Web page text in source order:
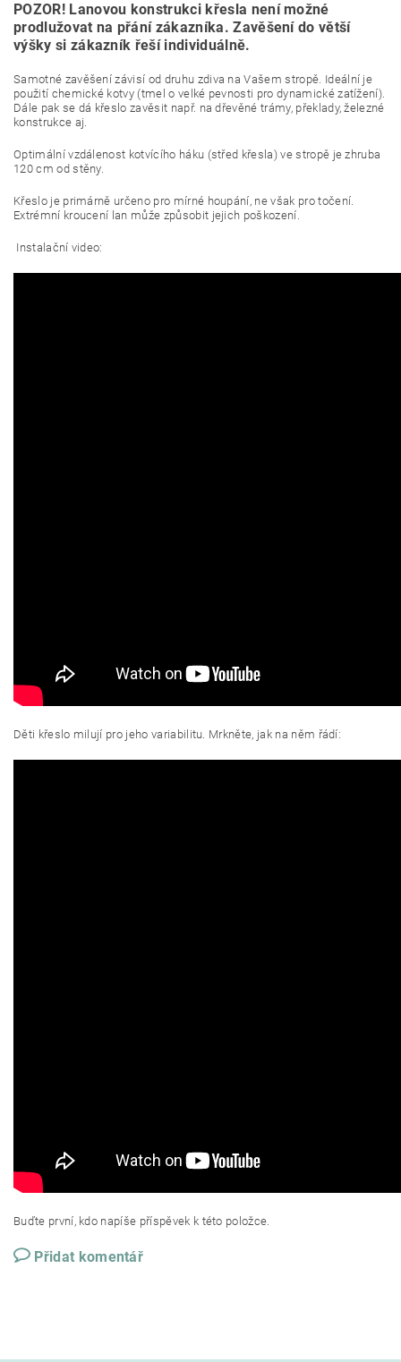
POZOR! Lanovou konstrukci křesla není možné
prodlužovat na přání zákazníka. Zavěšení do větší
výšky si zákazník řeší individuálně.
Samotné zavěšení závisí od druhu zdiva na Vašem stropě. Ideální je
použití chemické kotvy (tmel o velké pevnosti pro dynamické zatížení).
Dále pak se dá křeslo zavěsit např. na dřevěné trámy, překlady, železné
konstrukce aj.
Optimální vzdálenost kotvícího háku (střed křesla) ve stropě je zhruba
120 cm od stěny.
Křeslo je primárně určeno pro mírné houpání, ne však pro točení.
Extrémní kroucení lan může způsobit jejich poškození.
Instalační video:
Děti křeslo milují pro jeho variabilitu. Mrkněte, jak na něm řádí:
Buďte první, kdo napíše příspěvek k této položce.
Přidat komentář